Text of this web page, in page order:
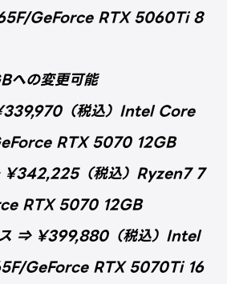
GeForce RTX 5060Ti 8
への変更可能
（税込）Intel Core
RTX 5070 12GB
¥342,225（税込）Ryzen7 7
RTX 5070 12GB
⇒¥399,880（税込）Intel
GeForce RTX 5070Ti 16